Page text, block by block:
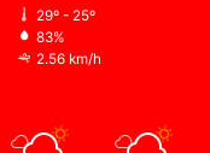
29º - 25º
83%
2.56 km/h